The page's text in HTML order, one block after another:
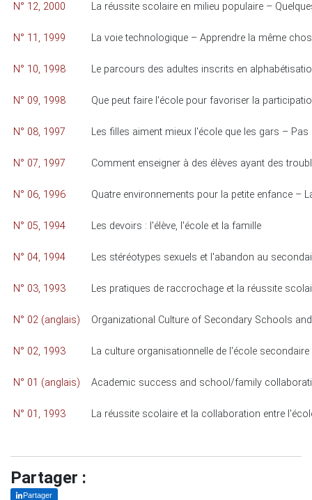
N° 12, 2000 La réussite scolaire en milieu populaire –
N° 11, 1999 La voie technologique – Apprendre la même
N° 10, 1998 Le parcours des adultes inscrits en
N° 09, 1998 Que peut faire l'école pour favoriser la
N° 08, 1997 Les filles aiment mieux l'école que les gars –
N° 07, 1997 Comment enseigner à des élèves ayant des
N° 06, 1996 Quatre environnements pour la petite enfance –
N° 05, 1994 Les devoirs : l'élève, l'école et la famille
N° 04, 1994 Les stéréotypes sexuels et l'abandon au
N° 03, 1993 Les pratiques de raccrochage et la réussite
N° 02 (anglais) Organizational Culture of Secondary Schools
N° 02, 1993 La culture organisationnelle de l'école
N° 01 (anglais) Academic success and school/family
N° 01, 1993 La réussite scolaire et la collaboration entre
Partager :
Partager